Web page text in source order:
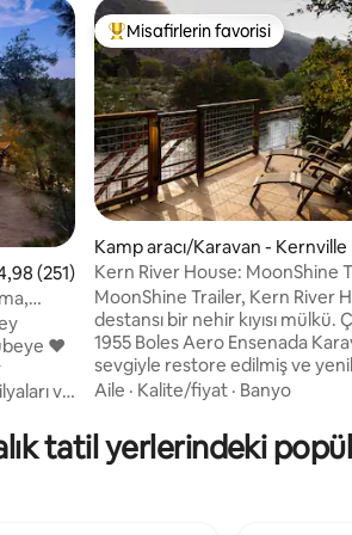
arasında
ortalama 4,98 puan, 251
(251)
❤️
ve
şömine
Misafirlerin favorilerinden en
Misafirlerin favorisi
Kamp aracı/Karavan - Kernville
Kern River House: MoonShine
Waterfront
MoonShine Trailer, Kern River
destansı bir nehir kıyısı mülkü.
1955 Boles Aero Ensenada
sevgiyle restore edilmiş ve
Big Daddy Rapids'in hemen
sonsuza dek evi. Nehir erişimi,
jakuzisi, verandalar, gazlı
Aile · Kalite/fiyat · Banyo
tatil yerlerindeki